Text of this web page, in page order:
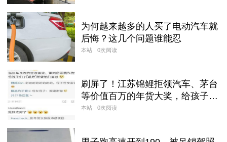
为何越来越多的人买了电动汽车就
后悔？这几个问题谁能忍
本站 0次阅读
刷屏了！江苏锦鲤拒领汽车、茅台
等价值百万的年货大奖，给孩子们
留下了黄冈密卷......
本站 0次阅读